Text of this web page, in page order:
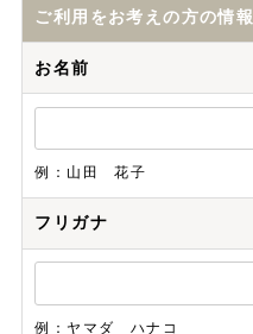
ご利用をお考えの方の情報
お名前
例：山田 花子
フリガナ
例：ヤマダ ハナコ